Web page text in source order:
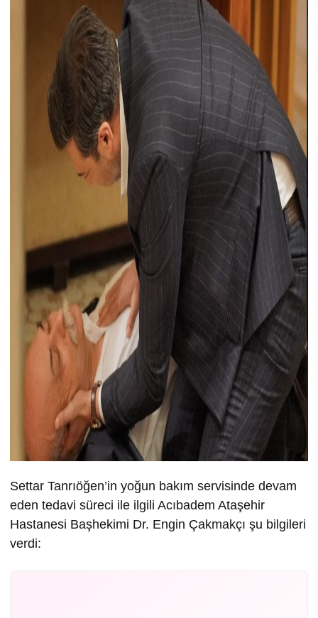
Settar Tanrıöğen’in yoğun bakım servisinde devam
eden tedavi süreci ile ilgili Acıbadem Ataşehir
Hastanesi Başhekimi Dr. Engin Çakmakçı şu bilgileri
verdi: